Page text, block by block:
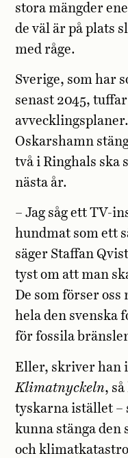
stora mängder
de väl är på plats
med råge.
Sverige, som har
senast 2045,
Oskarshamn
två i Ringhals ska
nästa år.
– Jag såg ett TV-
hundmat som ett
säger Staffan
tyst om att man
De som förser oss
hela den svenska
för fossila
Eller, skriver han
Klimatnyckeln,
tyskarna istället –
kunna stänga den
och